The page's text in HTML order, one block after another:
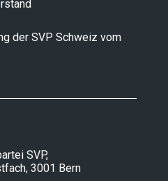
der SVP Schweiz vom
SVP,
3001 Bern